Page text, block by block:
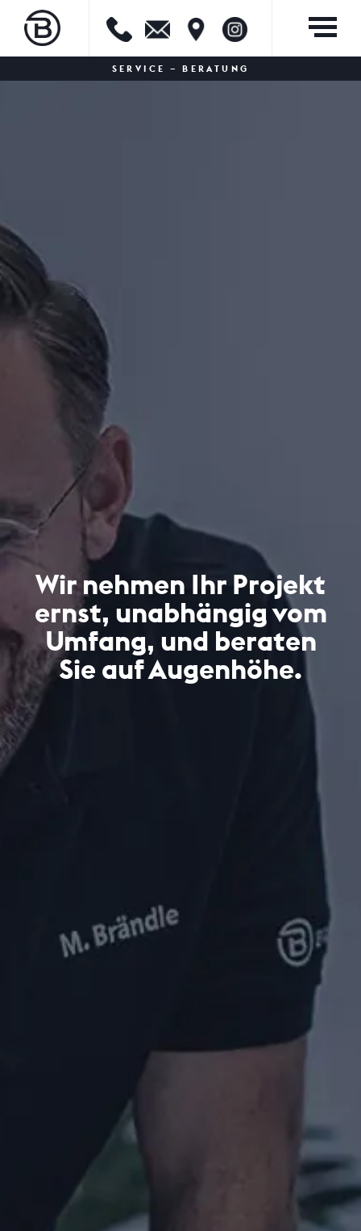
SERVICE – BERATUNG
Wir nehmen Ihr Projekt
ernst, unabhängig vom
Umfang, und beraten
Sie auf Augenhöhe.